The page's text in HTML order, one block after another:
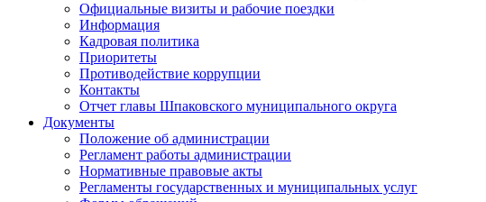
Официальные визиты и рабочие поездки
Информация
Кадровая политика
Приоритеты
Противодействие коррупции
Контакты
Отчет главы Шпаковского муниципального округа
Документы
Положение об администрации
Регламент работы администрации
Нормативные правовые акты
Регламенты государственных и муниципальных услуг